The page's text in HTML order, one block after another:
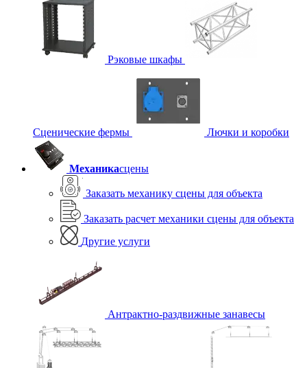
Рэковые шкафы
Сценические фермы Лючки и коробки
Механикасцены
Заказать механику сцены для объекта
Заказать расчет механики сцены для объекта
Другие услуги
Антрактно-раздвижные занавесы